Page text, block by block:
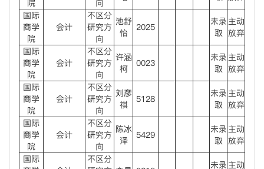
院
向
国际
商学
院
会计
不区分
研究方
向
池舒
怡
2025
未录
取
主动
放弃
国际
商学
院
会计
不区分
研究方
向
许涵
柯
0023
未录
取
主动
放弃
国际
商学
院
会计
不区分
研究方
向
刘彦
祺
5128
未录
取
主动
放弃
国际
商学
院
会计
不区分
研究方
向
陈冰
泽
5429
未录
取
主动
放弃
国际
不区分
未录主动